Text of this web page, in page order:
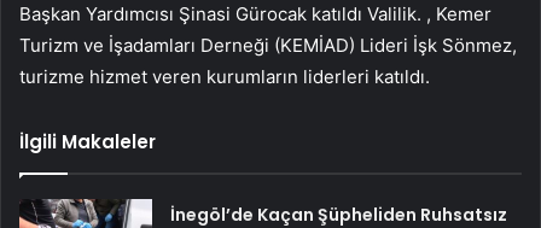
Başkan Yardımcısı Şinasi Gürocak katıldı Valilik. , Kemer
Turizm ve İşadamları Derneği (KEMİAD) Lideri İşk Sönmez,
turizme hizmet veren kurumların liderleri katıldı.
İlgili Makaleler
İnegöl’de Kaçan Şüpheliden Ruhsatsız